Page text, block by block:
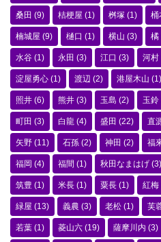
桑田 (9) 桔梗屋 (1) 桝塚 (1) 桶
楠城屋 (9) 樋口 (1) 横山 (3) 橘
水谷 (1) 永田 (3) 江口 (3) 河村
淀屋勇心 (1) 渡辺 (2) 港屋木山 (1)
照井 (6) 熊井 (3) 玉島 (2) 玉鈴
町田 (3) 白龍 (4) 盛田 (22) 直
矢野 (11) 石孫 (2) 神田 (2) 福
福岡 (4) 福間 (1) 秋田なまはげ (3)
筑豊 (1) 米長 (1) 粟長 (1) 紅梅
緑屋 (13) 義農 (3) 老松 (1) 芙
若葉 (1) 菱山六 (19) 薩摩川内 (3)